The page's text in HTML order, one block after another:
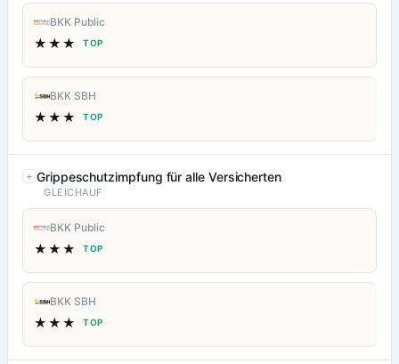
BKK Public
★★★ TOP
BKK SBH
★★★ TOP
Grippeschutzimpfung für alle Versicherten
GLEICHAUF
BKK Public
★★★ TOP
BKK SBH
★★★ TOP